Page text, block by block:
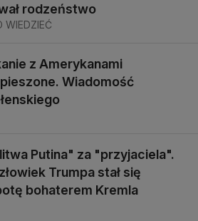
rodzeństwo
WIEDZIEĆ
z Amerykanami
Wiadomość
Putina" za "przyjaciela".
Trumpa stał się
bohaterem Kremla